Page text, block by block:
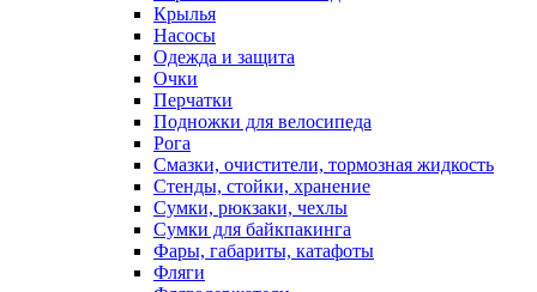
Крылья
Насосы
Одежда и защита
Очки
Перчатки
Подножки для велосипеда
Рога
Смазки, очистители, тормозная жидкость
Стенды, стойки, хранение
Сумки, рюкзаки, чехлы
Сумки для байкпакинга
Фары, габариты, катафоты
Фляги